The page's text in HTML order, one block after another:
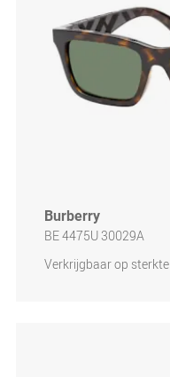
Burberry
BE 4475U 30029A
Verkrijgbaar op sterkte